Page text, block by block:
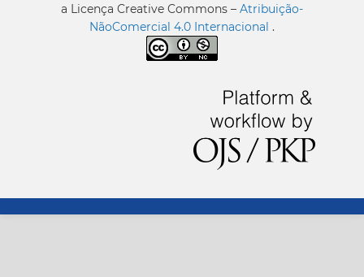
a Licença Creative Commons – Atribuição-
NãoComercial 4.0 Internacional .